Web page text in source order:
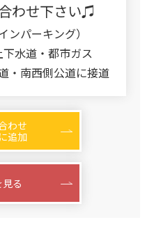
わせ下さい♫
パーキング）
水道・都市ガス
・南西側公道に接道
わせ
追加
る